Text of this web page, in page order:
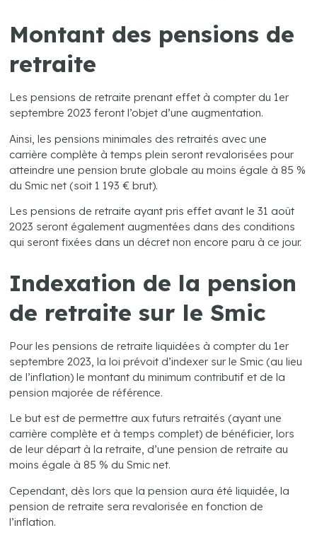
Montant des pensions de
retraite
Les pensions de retraite prenant effet à compter du 1er
septembre 2023 feront l’objet d’une augmentation.
Ainsi, les pensions minimales des retraités avec une
carrière complète à temps plein seront revalorisées pour
atteindre une pension brute globale au moins égale à 85 %
du Smic net (soit 1 193 € brut).
Les pensions de retraite ayant pris effet avant le 31 août
2023 seront également augmentées dans des conditions
qui seront fixées dans un décret non encore paru à ce jour.
Indexation de la pension
de retraite sur le Smic
Pour les pensions de retraite liquidées à compter du 1er
septembre 2023, la loi prévoit d’indexer sur le Smic (au lieu
de l’inflation) le montant du minimum contributif et de la
pension majorée de référence.
Le but est de permettre aux futurs retraités (ayant une
carrière complète et à temps complet) de bénéficier, lors
de leur départ à la retraite, d’une pension de retraite au
moins égale à 85 % du Smic net.
Cependant, dès lors que la pension aura été liquidée, la
pension de retraite sera revalorisée en fonction de
l’inflation.